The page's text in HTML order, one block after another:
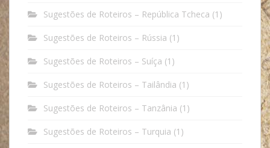
Sugestões de Roteiros – República Tcheca (1)
Sugestões de Roteiros – Rússia (1)
Sugestões de Roteiros – Suíça (1)
Sugestões de Roteiros – Tailândia (1)
Sugestões de Roteiros – Tanzânia (1)
Sugestões de Roteiros – Turquia (1)